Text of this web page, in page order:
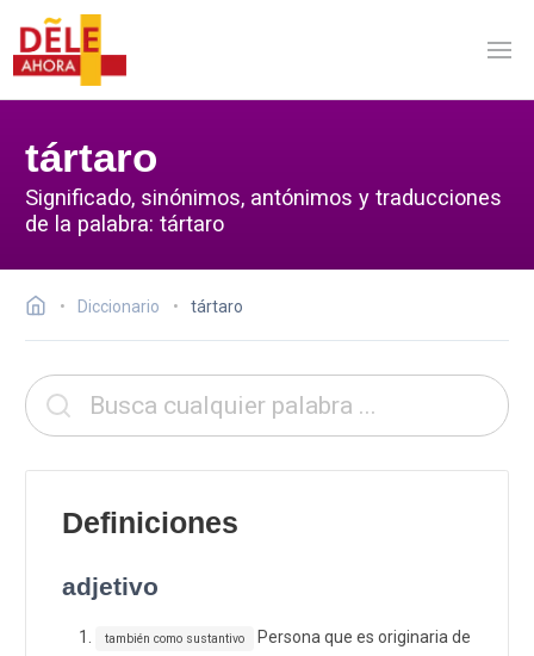
tártaro
Significado, sinónimos, antónimos y traducciones
de la palabra: tártaro
Diccionario tártaro
Definiciones
adjetivo
también como sustantivo
Persona que es originaria de